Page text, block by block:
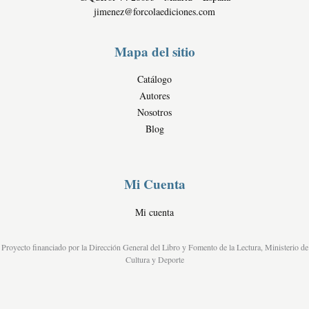
jimenez@forcolaediciones.com
Mapa del sitio
Catálogo
Autores
Nosotros
Blog
Mi Cuenta
Mi cuenta
Proyecto financiado por la Dirección General del Libro y Fomento de la Lectura, Ministerio de
Cultura y Deporte